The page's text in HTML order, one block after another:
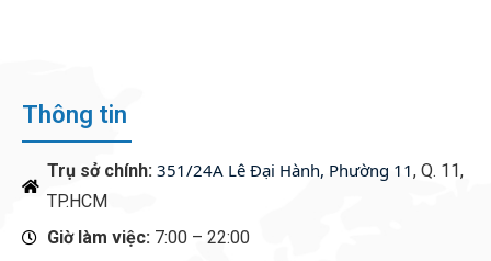
Thông tin
Trụ sở chính: 351/24A Lê Đại Hành, Phường 11, Q. 11,
TP.HCM
Giờ làm việc: 7:00 – 22:00